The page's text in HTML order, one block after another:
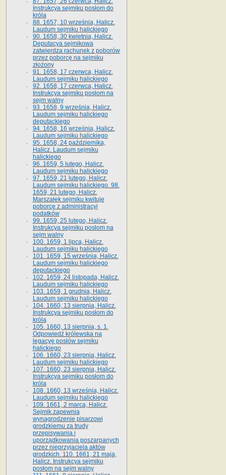
Instrukcya sejmiku posłom do
króla
88. 1657, 10 września, Halicz.
Laudum sejmiku halickiego
90. 1658, 30 kwietnia, Halicz.
Deputacya sejmikowa
zatwierdza rachunek z poborów
przez poborcę na sejmiku
złożony
91. 1658, 17 czerwca, Halicz.
Laudum sejmiku halickiego
92. 1658, 17 czerwca, Halicz.
Instrukcya sejmiku posłom na
sejm walny
93. 1658, 9 września, Halicz.
Laudum sejmiku halickiego
deputackiego
94. 1658, 16 września, Halicz.
Laudum sejmiku halickiego
95. 1658, 24 października,
Halicz. Laudum sejmiku
halickiego
96. 1659, 5 lutego, Halicz.
Laudum sejmiku halickiego
97. 1659, 21 lutego, Halicz.
Laudum sejmiku halickiego. 98.
1659, 21 lutego, Halicz.
Marszałek sejmiku kwituje
poborcę z administracyi
podatków
99. 1659, 25 lutego, Halicz.
Instrukcya sejmiku posłom na
sejm walny
100. 1659, 1 lipca, Halicz.
Laudum sejmiku halickiego
101. 1659, 15 września, Halicz.
Laudum sejmiku halickiego
deputackiego
102. 1659, 24 listopada, Halicz.
Laudum sejmiku halickiego
103. 1659, 1 grudnia, Halicz.
Laudum sejmiku halickiego
104. 1660, 13 sierpnia, Halicz.
Instrukcya sejmiku posłom do
króla
105. 1660, 13 sierpnia, s. 1.
Odpowiedź królewska na
legacyę posłów sejmiku
halickiego
106. 1660, 23 sierpnia, Halicz.
Laudum sejmiku halickiego
107. 1660, 23 sierpnia, Halicz.
Instrukcya sejmiku posłom do
króla
108. 1660, 13 września, Halicz.
Laudum sejmiku halickiego
109. 1661, 2 marca, Halicz.
Sejmik zapewnia
wynagrodzenie pisarzowi
grodzkiemu za trudy
przepisywania i
uporządkowania poszarpanych
przez nieprzyjaciela aktów
grodzkich. 110. 1661, 21 maja,
Halicz. Instrukcya sejmiku
posłom na sejm walny